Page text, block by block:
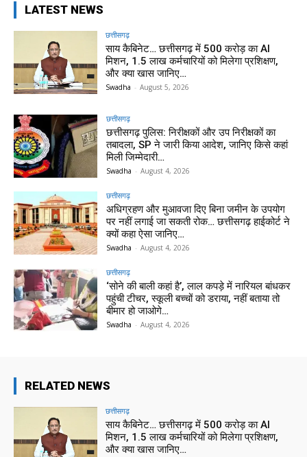
LATEST NEWS
छत्तीसगढ़
साय कैबिनेट… छत्तीसगढ़ में 500 करोड़ का AI
मिशन, 1.5 लाख कर्मचारियों को मिलेगा प्रशिक्षण,
और क्या खास जानिए…
Swadha - August 5, 2026
छत्तीसगढ़
छत्तीसगढ़ पुलिस: निरीक्षकों और उप निरीक्षकों का
तबादला, SP ने जारी किया आदेश, जानिए किसे कहां
मिली जिम्मेदारी…
Swadha - August 4, 2026
छत्तीसगढ़
अधिग्रहण और मुआवजा दिए बिना जमीन के उपयोग
पर नहीं लगाई जा सकती रोक… छत्तीसगढ़ हाईकोर्ट ने
क्यों कहा ऐसा जानिए…
Swadha - August 4, 2026
छत्तीसगढ़
‘सोने की बाली कहां है’, लाल कपड़े में नारियल बांधकर
पहुंची टीचर, स्कूली बच्चों को डराया, नहीं बताया तो
बीमार हो जाओगे…
Swadha - August 4, 2026
RELATED NEWS
छत्तीसगढ़
साय कैबिनेट… छत्तीसगढ़ में 500 करोड़ का AI
मिशन, 1.5 लाख कर्मचारियों को मिलेगा प्रशिक्षण,
और क्या खास जानिए…